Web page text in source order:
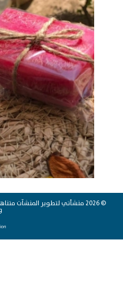
© 2026 منشأتي لتطوير المنشآت